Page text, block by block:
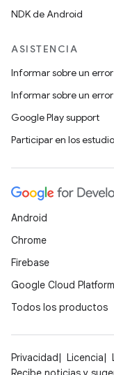
NDK de Android
ASISTENCIA
Informar sobre un
Informar sobre un
Google Play support
Participar en los
Android
Chrome
Firebase
Google Cloud Platform
Todos los productos
Privacidad Licencia